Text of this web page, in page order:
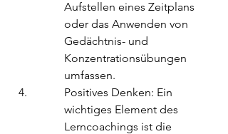
Aufstellen eines Zeitplans
oder das Anwenden von
Gedächtnis- und
Konzentrationsübungen
umfassen.
Positives Denken: Ein
wichtiges Element des
Lerncoachings ist die